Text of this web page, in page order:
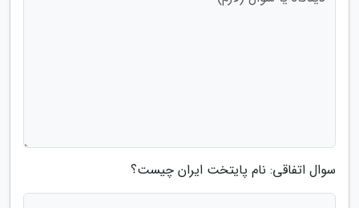
سوال اتفاقی: نام پایتخت ایران چیست؟